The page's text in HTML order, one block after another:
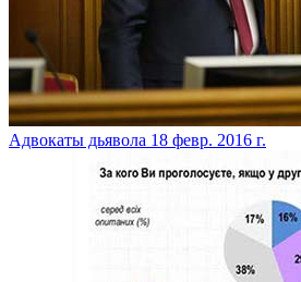
Адвокаты дьявола 18 февр. 2016 г.